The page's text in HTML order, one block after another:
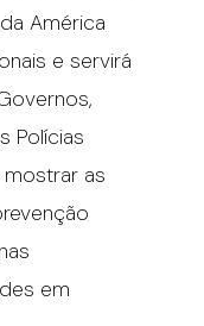
América
e servirá
Polícias
as
em